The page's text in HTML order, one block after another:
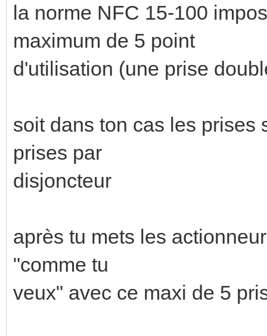
la norme NFC 15-100
maximum de 5 point
d'utilisation (une prise
soit dans ton cas les prises
prises par
disjoncteur
après tu mets les
"comme tu
veux" avec ce maxi de 5